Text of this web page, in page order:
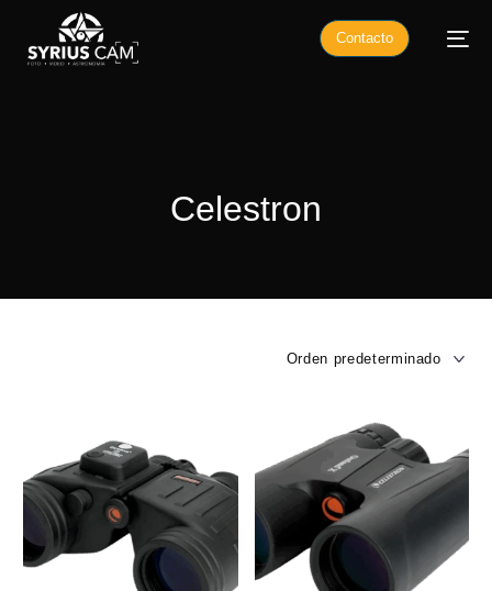
Contacto
Celestron